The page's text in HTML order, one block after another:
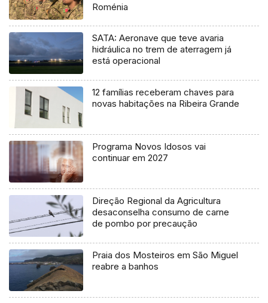
Roménia
SATA: Aeronave que teve avaria
hidráulica no trem de aterragem já
está operacional
12 famílias receberam chaves para
novas habitações na Ribeira Grande
Programa Novos Idosos vai
continuar em 2027
Direção Regional da Agricultura
desaconselha consumo de carne
de pombo por precaução
Praia dos Mosteiros em São Miguel
reabre a banhos